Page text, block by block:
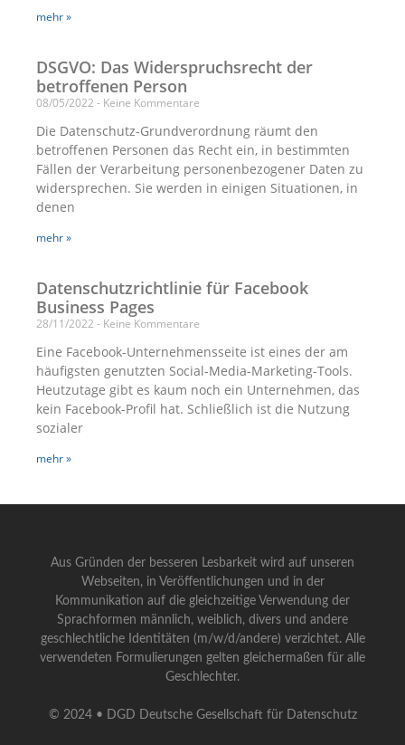
mehr »
DSGVO: Das Widerspruchsrecht der
betroffenen Person
08/05/2022 Keine Kommentare
Die Datenschutz-Grundverordnung räumt den
betroffenen Personen das Recht ein, in bestimmten
Fällen der Verarbeitung personenbezogener Daten zu
widersprechen. Sie werden in einigen Situationen, in
denen
mehr »
Datenschutzrichtlinie für Facebook
Business Pages
28/11/2022 Keine Kommentare
Eine Facebook-Unternehmensseite ist eines der am
häufigsten genutzten Social-Media-Marketing-Tools.
Heutzutage gibt es kaum noch ein Unternehmen, das
kein Facebook-Profil hat. Schließlich ist die Nutzung
sozialer
mehr »
Aus Gründen der besseren Lesbarkeit wird auf unseren
Webseiten, in Veröffentlichungen und in der
Kommunikation auf die gleichzeitige Verwendung der
Sprachformen männlich, weiblich, divers und andere
geschlechtliche Identitäten (m/w/d/andere) verzichtet. Alle
verwendeten Formulierungen gelten gleichermaßen für alle
Geschlechter.
© 2024 • DGD Deutsche Gesellschaft für Datenschutz